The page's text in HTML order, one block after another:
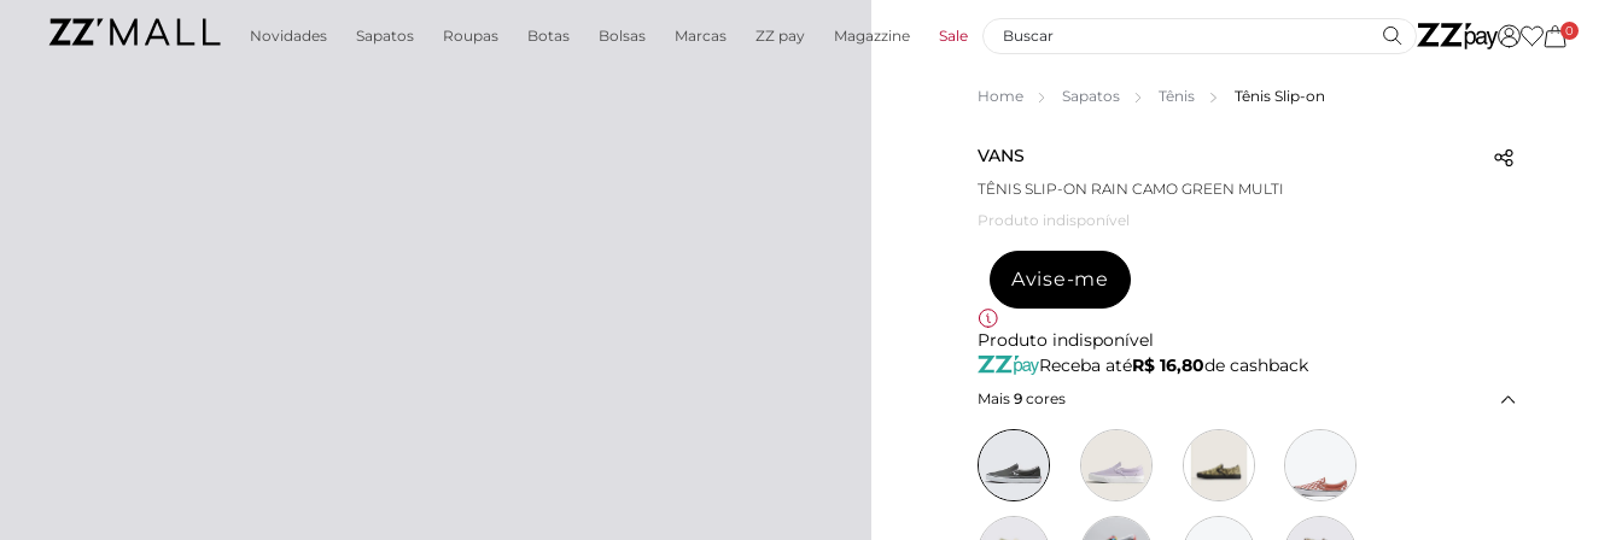
Novidades Sapatos Roupas Botas Bolsas Marcas ZZ pay Magazzine Sale 0
Home Sapatos Tênis Tênis Slip-on
VANS
TÊNIS SLIP-ON RAIN CAMO GREEN MULTI
Produto indisponível
Avise-me
Produto indisponível
Receba atéR$ 16,80de cashback
Mais 9 cores